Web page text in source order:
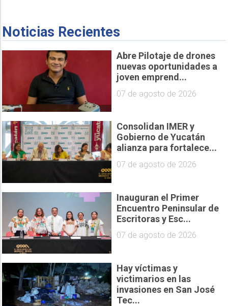
Noticias Recientes
Abre Pilotaje de drones
nuevas oportunidades a
joven emprend...
07 de agosto de 2026
Consolidan IMER y
Gobierno de Yucatán
alianza para fortalece...
07 de agosto de 2026
Inauguran el Primer
Encuentro Peninsular de
Escritoras y Esc...
07 de agosto de 2026
Hay víctimas y
victimarios en las
invasiones en San José
Tec...